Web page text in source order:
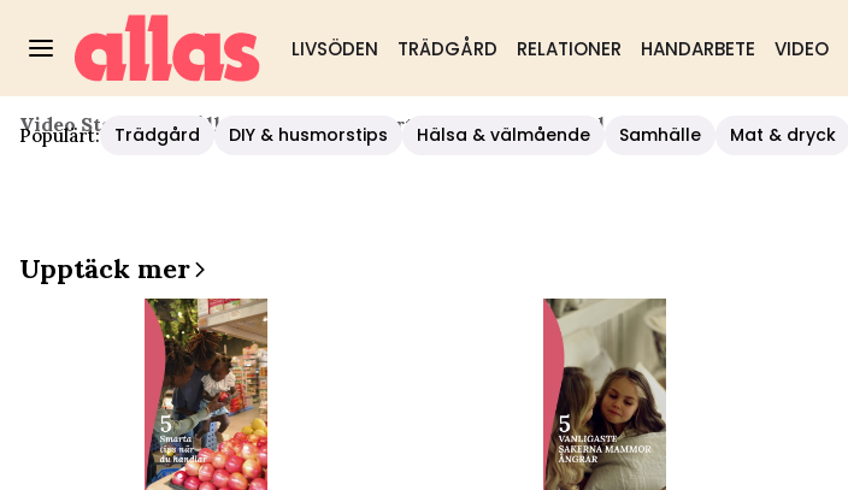
LIVSÖDEN TRÄDGÅRD RELATIONER HANDARBETE VIDEO
Populärt: Trädgård DIY & husmorstips Hälsa & välmående Samhälle Mat & dryck
Video Start / Hushåll/diy/Duka Vackert Med Papperspyssel
Upptäck mer